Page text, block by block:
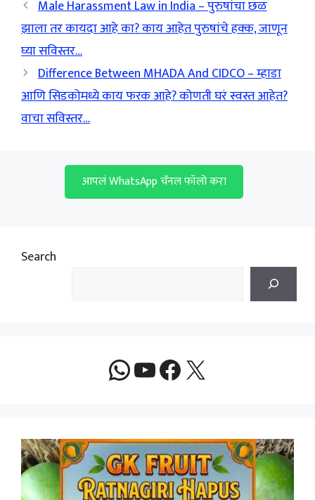
Male Harassment Law in India – पुरुषांचा छळ
झाला तर कायदा आहे का? काय आहेत पुरुषांचे हक्क, जाणून
घ्या सविस्तर…
Difference Between MHADA And CIDCO – म्हाडा
आणि सिडकोमध्ये काय फरक आहे? कोणती घरं स्वस्त आहेत?
वाचा सविस्तर…
आपलं WhatsApp चॅनल फॉलो करा
Search
WhatsApp
YouTube
Facebook
X